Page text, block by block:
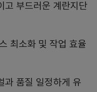
고 부드러운 계란지단
최소화 및 작업 효율
과 품질 일정하게 유